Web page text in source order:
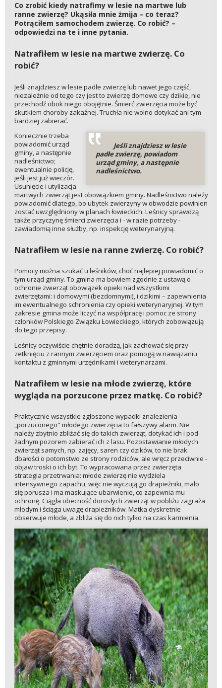
Co zrobić kiedy natrafimy w lesie na martwe lub
ranne zwierzę? Ukąsiła mnie żmija – co teraz?
Potrąciłem samochodem zwierzę. Co robić? –
odpowiedzi na te i inne pytania.
Natrafiłem w lesie na martwe zwierzę. Co
robić?
Jeśli znajdziesz w lesie padłe zwierzę lub nawet jego część,
niezależnie od tego czy jest to zwierzę domowe czy dzikie, nie
przechodź obok niego obojętnie. Śmierć zwierzęcia może być
skutkiem choroby zakaźnej. Truchła nie wolno dotykać ani tym
bardziej zabierać.
Jeśli znajdziesz w lesie
padłe zwierzę, powiadom
urząd gminy, a następnie
nadleśnictwo.
Koniecznie trzeba
powiadomić urząd
gminy, a następnie
nadleśnictwo;
ewentualnie policję,
jeśli jest już wieczór.
Usunięcie i utylizacja
martwych zwierząt jest obowiązkiem gminy. Nadleśnictwo należy
powiadomić dlatego, bo ubytek zwierzyny w obwodzie powinien
zostać uwzględniony w planach łowieckich. Leśnicy sprawdzą
także przyczynę śmierci zwierzęcia i - w razie potrzeby -
zawiadomią inne służby, np. inspekcję weterynaryjną.
Natrafiłem w lesie na ranne zwierzę. Co robić?
Pomocy można szukać u leśników, choć najlepiej powiadomić o
tym urząd gminy. To gmina ma bowiem zgodnie z ustawą o
ochronie zwierząt obowiązek opieki nad wszystkimi
zwierzętami: i domowymi (bezdomnymi), i dzikimi – zapewnienia
im ewentualnego schronienia czy opieki weterynaryjnej. W tym
zakresie gmina może liczyć na współpracę i pomoc ze strony
członków Polskiego Związku Łowieckiego, których zobowiązują
do tego przepisy.
Leśnicy oczywiście chętnie doradzą, jak zachować się przy
zetknięciu z rannym zwierzęciem oraz pomogą w nawiązaniu
kontaktu z gminnymi urzędnikami i weterynarzami.
Natrafiłem w lesie na młode zwierzę, które
wygląda na porzucone przez matkę. Co robić?
Praktycznie wszystkie zgłoszone wypadki znalezienia
„porzuconego" młodego zwierzęcia to fałszywy alarm. Nie
należy zbytnio zbliżać się do takich zwierząt, dotykać ich i pod
żadnym pozorem zabierać ich z lasu. Pozostawianie młodych
zwierząt samych, np. zajęcy, saren czy dzików, to nie brak
dbałości o potomstwo ze strony rodziców, ale wręcz przeciwnie -
objaw troski o ich byt. To wypracowana przez zwierzęta
strategia przetrwania: młode zwierzę nie wydziela
intensywnego zapachu, więc nie wyczują go drapieżniki, mało
się porusza i ma maskujące ubarwienie, co zapewnia mu
ochronę. Ciągła obecność dorosłych zwierząt w pobliżu zagraża
młodym i ściąga uwagę drapieżników. Matka dyskretnie
obserwuje młode, a zbliża się do nich tylko na czas karmienia.